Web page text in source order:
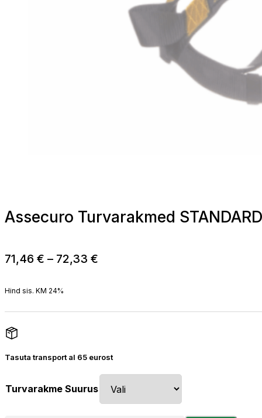
Assecuro Turvarakmed
71,46 € – 72,33 €
Hind sis. KM 24%
Tasuta transport al 65 eurost
Turvarakme Suurus